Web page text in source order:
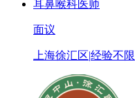
耳鼻喉科医师
面议
上海徐汇区|经验不限